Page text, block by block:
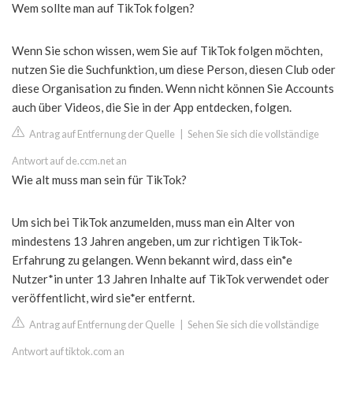
Wem sollte man auf TikTok folgen?
Wenn Sie schon wissen, wem Sie auf TikTok folgen möchten,
nutzen Sie die Suchfunktion, um diese Person, diesen Club oder
diese Organisation zu finden. Wenn nicht können Sie Accounts
auch über Videos, die Sie in der App entdecken, folgen.
Antrag auf Entfernung der Quelle Sehen Sie sich die vollständige
Antwort auf de.ccm.net an
Wie alt muss man sein für TikTok?
Um sich bei TikTok anzumelden, muss man ein Alter von
mindestens 13 Jahren angeben, um zur richtigen TikTok-
Erfahrung zu gelangen. Wenn bekannt wird, dass ein*e
Nutzer*in unter 13 Jahren Inhalte auf TikTok verwendet oder
veröffentlicht, wird sie*er entfernt.
Antrag auf Entfernung der Quelle Sehen Sie sich die vollständige
Antwort auf tiktok.com an